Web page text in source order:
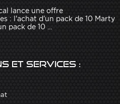
lance une offre
: l'achat d'un pack de 10 Marty
pack de 10 ...
et services :